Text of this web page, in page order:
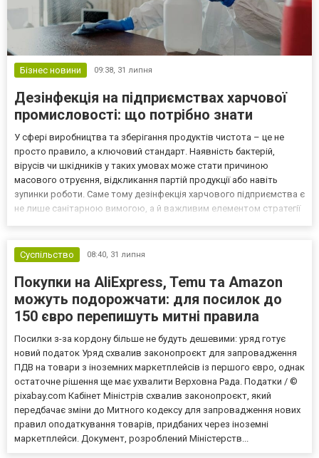
Бізнес новини 09:38, 31 липня
Дезінфекція на підприємствах харчової
промисловості: що потрібно знати
У сфері виробництва та зберігання продуктів чистота – це не
просто правило, а ключовий стандарт. Наявність бактерій,
вірусів чи шкідників у таких умовах може стати причиною
масового отруєння, відкликання партій продукції або навіть
зупинки роботи. Саме тому дезінфекція харчового підприємства є
не лише санітарною вимогою, а й важливим елементом стратегії
Суспільство
08:40, 31 липня
Покупки на AliExpress, Temu та Amazon
можуть подорожчати: для посилок до
150 євро перепишуть митні правила
Посилки з-за кордону більше не будуть дешевими: уряд готує
новий податок Уряд схвалив законопроєкт для запровадження
ПДВ на товари з іноземних маркетплейсів із першого євро, однак
остаточне рішення ще має ухвалити Верховна Рада. Податки / ©
pixabay.com Кабінет Міністрів схвалив законопроєкт, який
передбачає зміни до Митного кодексу для запровадження нових
правил оподаткування товарів, придбаних через іноземні
маркетплейси. Документ, розроблений Міністерств...